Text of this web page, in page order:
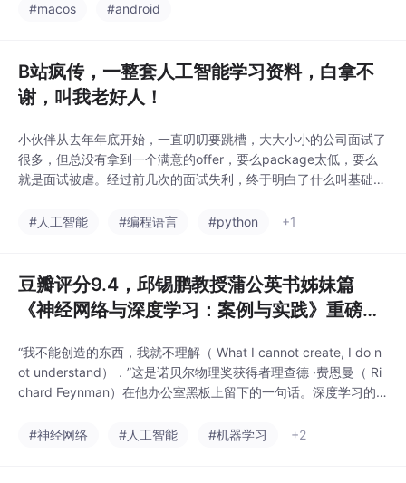
#macos #android
B站疯传，一整套人工智能学习资料，白拿不
谢，叫我老好人！
小伙伴从去年年底开始，一直叨叨要跳槽，大大小小的公司面试了
很多，但总没有拿到一个满意的offer，要么package太低，要么
就是面试被虐。经过前几次的面试失利，终于明白了什么叫基础不
#人工智能
#编程语言 #python +1
豆瓣评分9.4，邱锡鹏教授蒲公英书姊妹篇
《神经网络与深度学习：案例与实践》重磅来
“我不能创造的东西，我就不理解（ What I cannot create, I do n
ot understand）．”这是诺贝尔物理奖获得者理查德 ·费恩曼（ Ri
chard Feynman）在他办公室黑板上留下的一句话。深度学习的
《神经网络与深度学习》主要阐述了神经网络与深度学习技术的基
#神经网络 #人工智能 #机器学习 +2